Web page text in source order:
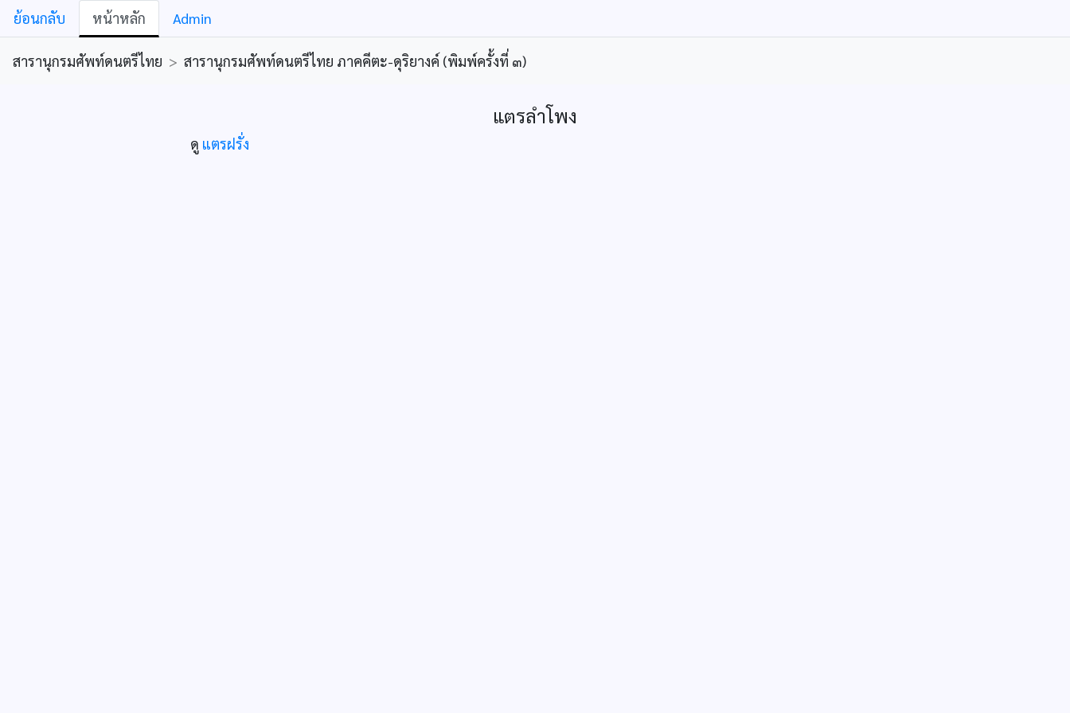
ย้อนกลับ หน้าหลัก Admin
สารานุกรมศัพท์ดนตรีไทย > สารานุกรมศัพท์ดนตรีไทย ภาคคีตะ-ดุริยางค์ (พิมพ์ครั้งที่ ๓)
แตรลำโพง
ดู แตรฝรั่ง